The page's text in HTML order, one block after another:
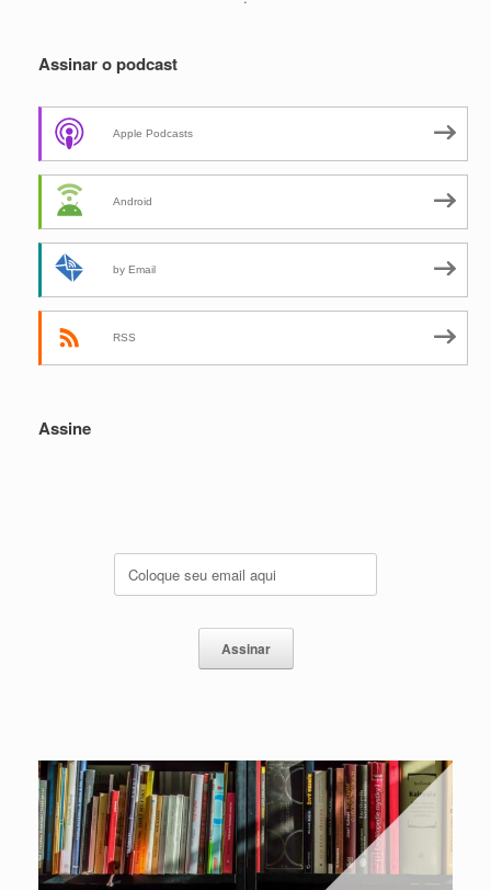
Assinar o podcast
Apple Podcasts
Android
by Email
RSS
Assine